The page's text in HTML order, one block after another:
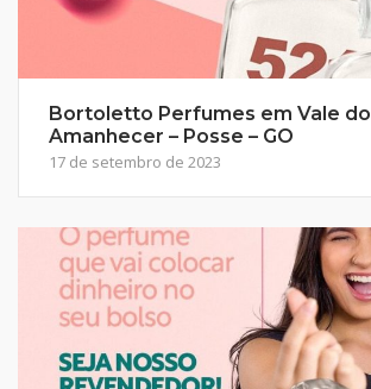
Bortoletto Perfumes em Vale do
Amanhecer – Posse – GO
17 de setembro de 2023